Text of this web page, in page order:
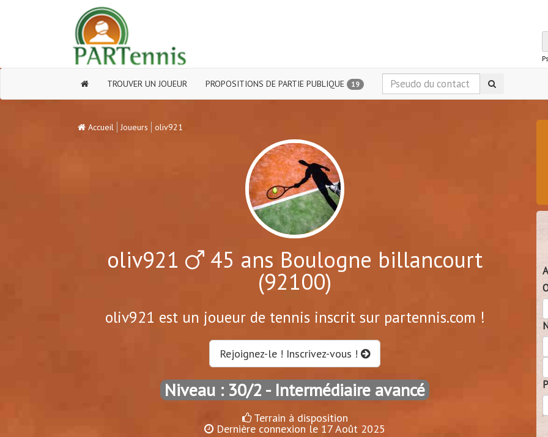
TROUVER UN JOUEUR PROPOSITIONS DE PARTIE PUBLIQUE 19
Accueil Joueurs oliv921
oliv921 45 ans Boulogne billancourt
(92100)
oliv921 est un joueur de tennis inscrit sur partennis.com !
Rejoignez-le ! Inscrivez-vous !
Niveau : 30/2 - Intermédiaire avancé
Terrain à disposition
Dernière connexion le 17 Août 2025